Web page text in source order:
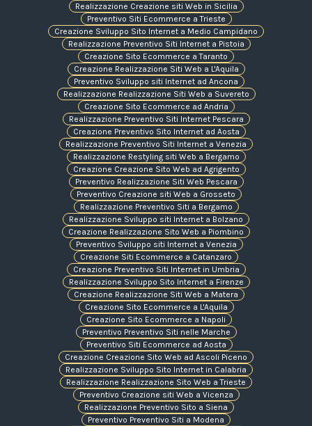
Realizzazione Creazione siti Web in Sicilia
Preventivo Siti Ecommerce a Trieste
Creazione Sviluppo Sito Internet a Medio Campidano
Realizzazione Preventivo Siti Internet a Pistoia
Creazione Sito Ecommerce a Taranto
Creazione Realizzazione Siti Web a L'Aquila
Preventivo Sviluppo siti Internet ad Ancona
Realizzazione Realizzazione Siti Web a Suvereto
Creazione Sito Ecommerce ad Andria
Realizzazione Preventivo Siti Internet Pescara
Creazione Preventivo Sito Internet ad Aosta
Realizzazione Preventivo Siti Internet a Venezia
Realizzazione Restyling siti Web a Bergamo
Creazione Creazione Sito Web ad Agrigento
Preventivo Realizzazione Siti Web Pescara
Preventivo Creazione siti Web a Grosseto
Realizzazione Preventivo Siti a Bergamo
Realizzazione Sviluppo siti Internet a Bolzano
Creazione Realizzazione Sito Web a Piombino
Preventivo Sviluppo siti Internet a Venezia
Creazione Siti Ecommerce a Catanzaro
Creazione Preventivo Siti Internet in Umbria
Realizzazione Sviluppo Sito Internet a Firenze
Creazione Realizzazione Siti Web a Matera
Creazione Sito Ecommerce a L'Aquila
Creazione Sito Ecommerce a Napoli
Preventivo Preventivo Siti nelle Marche
Preventivo Siti Ecommerce ad Aosta
Creazione Creazione Sito Web ad Ascoli Piceno
Realizzazione Sviluppo Sito Internet in Calabria
Realizzazione Realizzazione Sito Web a Trieste
Preventivo Creazione siti Web a Vicenza
Realizzazione Preventivo Sito a Siena
Preventivo Preventivo Siti a Modena